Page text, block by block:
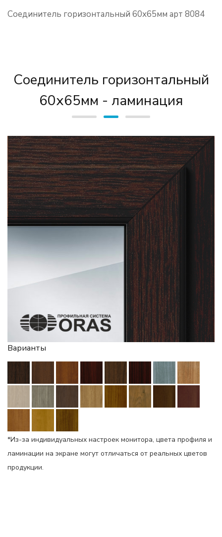
Соединитель горизонтальный 60х65мм арт 8084
Соединитель горизонтальный
60х65мм - ламинация
Варианты
*Из-за индивидуальных настроек монитора, цвета профиля и
ламинации на экране могут отличаться от реальных цветов
продукции.